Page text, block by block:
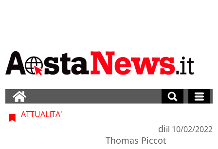
ATTUALITA'
di
Thomas Piccot
il 10/02/2022